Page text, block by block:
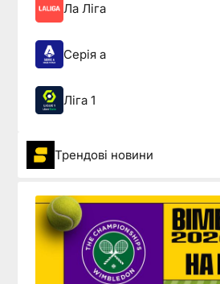
Ла Ліга
Серія а
Ліга 1
Трендові новини